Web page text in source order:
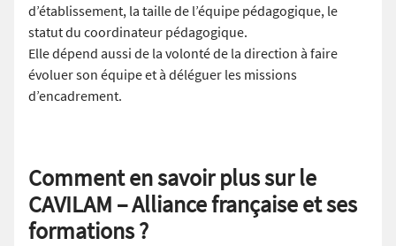
d’établissement, la taille de l’équipe pédagogique, le
statut du coordinateur pédagogique.
Elle dépend aussi de la volonté de la direction à faire
évoluer son équipe et à déléguer les missions
d’encadrement.
Comment en savoir plus sur le
CAVILAM – Alliance française et ses
formations ?